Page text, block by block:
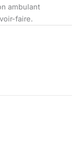
ambulant
faire.